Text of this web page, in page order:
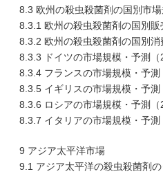
8.3 欧州の殺虫殺菌剤の国別市
8.3.1 欧州の殺虫殺菌剤の国別販
8.3.2 欧州の殺虫殺菌剤の国別消
8.3.3 ドイツの市場規模・予測（
8.3.4 フランスの市場規模・予測
8.3.5 イギリスの市場規模・予測
8.3.6 ロシアの市場規模・予測（
8.3.7 イタリアの市場規模・予測
9 アジア太平洋市場
9.1 アジア太平洋の殺虫殺菌剤